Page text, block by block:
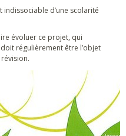
d’une scolarité
évoluer ce projet, qui
régulièrement être l’objet